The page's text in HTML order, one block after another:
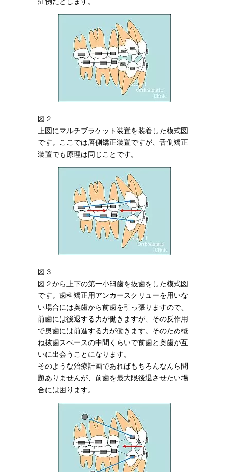
図２
上図にマルチブラケット装置を装着した模式図
です。ここでは唇側矯正装置ですが、舌側矯正
装置でも原理は同じことです。
図３
図２から上下の第一小臼歯を抜歯をした模式図
です。歯科矯正用アンカースクリューを用いな
い場合には奥歯から前歯を引っ張りますので、
前歯には後退する力が働きますが、その反作用
で奥歯には前進する力が働きます。そのため概
ね抜歯スペースの中間くらいで前歯と奥歯が互
いに出会うことになります。
そのような治療計画であればもちろんなんら問
題ありませんが、前歯を最大限後退させたい場
合には困ります。